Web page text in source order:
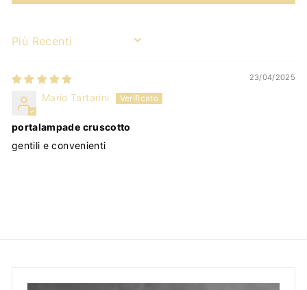
Sort by
23/04/2025
Mario Tartarini
portalampade cruscotto
gentili e convenienti